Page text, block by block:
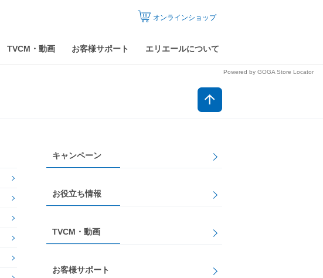
TVCM・動画 お客様サポート エリエールについて
オンラインショップ
Powered by GOGA Store Locator
キャンペーン
お役立ち情報
TVCM・動画
お客様サポート